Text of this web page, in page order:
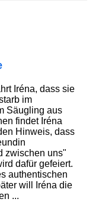
Iréna, dass sie
im
Säugling aus
findet Iréna
Hinweis, dass
zwischen uns"
dafür gefeiert.
authentischen
will Iréna die
...